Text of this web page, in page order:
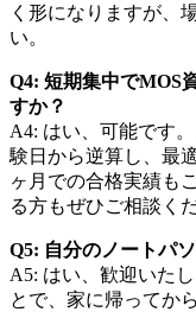
く形になりますが、
い。
Q4: 短期集中でMOS
すか？
A4: はい、可能です
験日から逆算し、最
ヶ月での合格実績も
る方もぜひご相談く
Q5: 自分のノートパ
A5: はい、歓迎いた
とで、家に帰ってか